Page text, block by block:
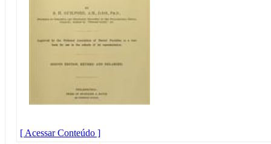
[ Acessar Conteúdo ]